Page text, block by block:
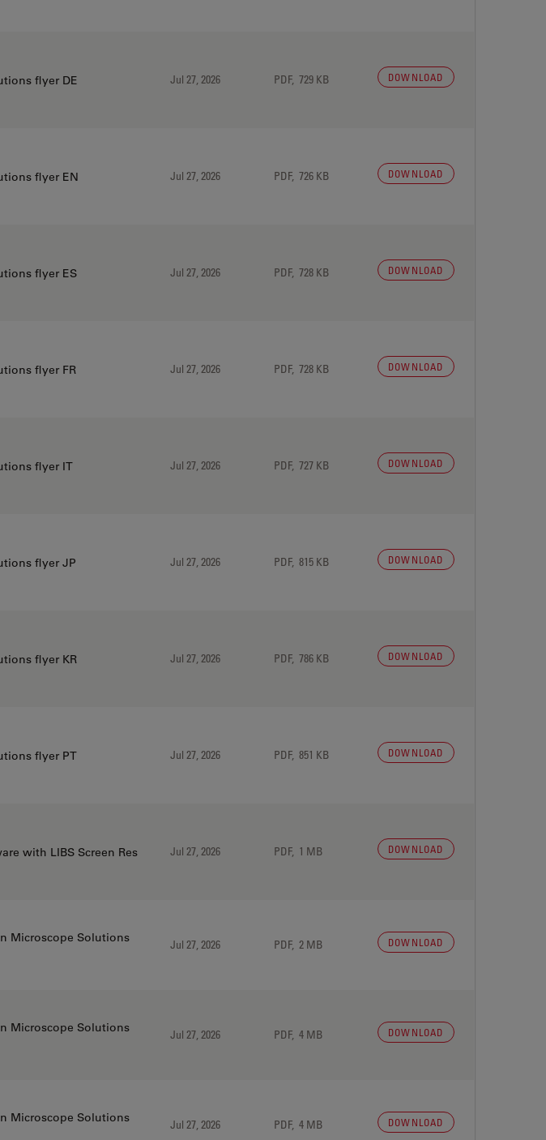
flyer DE Jul 27, 2026 PDF, 729 KB DOWNLOAD
flyer EN Jul 27, 2026 PDF, 726 KB DOWNLOAD
flyer ES Jul 27, 2026 PDF, 728 KB DOWNLOAD
flyer FR Jul 27, 2026 PDF, 728 KB DOWNLOAD
flyer IT Jul 27, 2026 PDF, 727 KB DOWNLOAD
flyer JP Jul 27, 2026 PDF, 815 KB DOWNLOAD
flyer KR Jul 27, 2026 PDF, 786 KB DOWNLOAD
flyer PT Jul 27, 2026 PDF, 851 KB DOWNLOAD
with LIBS Screen Res Jul 27, 2026 PDF, 1 MB DOWNLOAD
Microscope Solutions
Jul 27, 2026 PDF, 2 MB DOWNLOAD
Microscope Solutions
Jul 27, 2026 PDF, 4 MB DOWNLOAD
Microscope Solutions
Jul 27, 2026 PDF, 4 MB DOWNLOAD